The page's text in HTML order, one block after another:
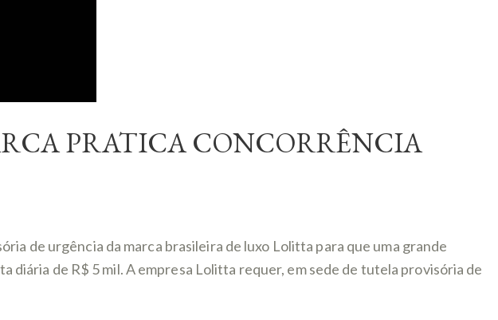
PRATICA CONCORRÊNCIA
de urgência da marca brasileira de luxo Lolitta para que uma grande
diária de R$ 5 mil. A empresa Lolitta requer, em sede de tutela provisória de